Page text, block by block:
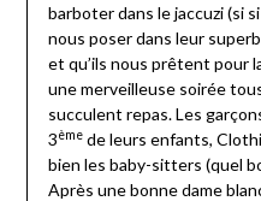
barboter dans le jaccuzi (si si
nous poser dans leur
et qu’ils nous prêtent pour
une merveilleuse soirée
succulent repas. Les
3èmede leurs enfants,
bien les baby-sitters (quel
Après une bonne dame